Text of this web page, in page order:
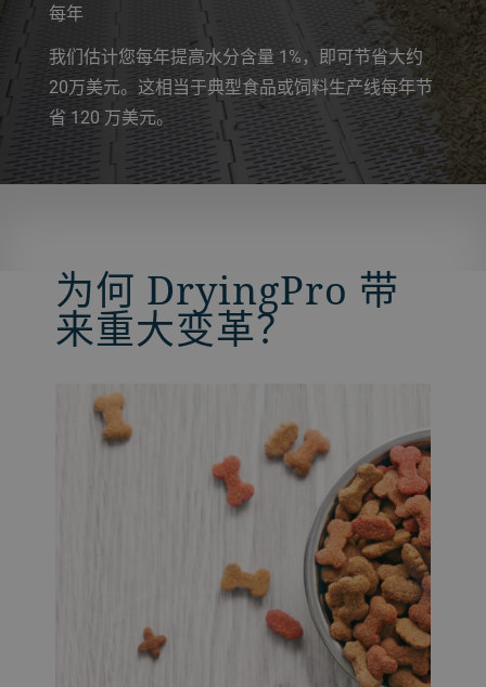
每年
我们估计您每年提高水分含量 1%，即可节省大约
20万美元。这相当于典型食品或饲料生产线每年节
省 120 万美元。
为何 DryingPro 带
来重大变革？